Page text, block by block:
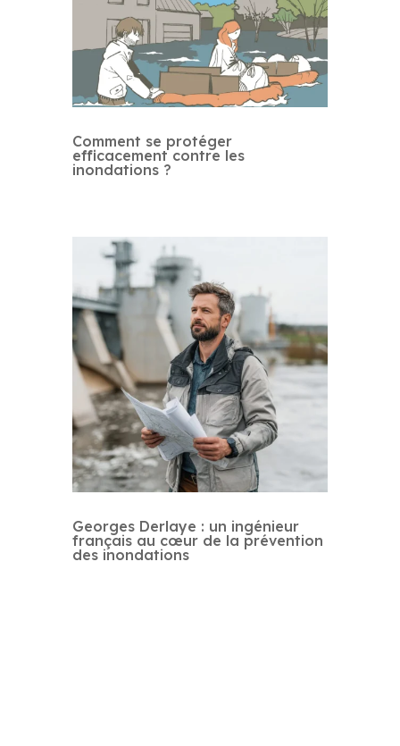
Comment se protéger
efficacement contre les
inondations ?
Georges Derlaye : un ingénieur
français au cœur de la prévention
des inondations